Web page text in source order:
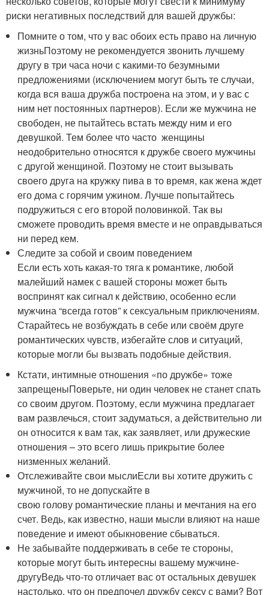
риски негативных последствий для вашей дружбы:
Помните о том, что у вас обоих есть право на личную
жизньПоэтому не рекомендуется звонить лучшему
другу в три часа ночи с какими-то безумными
предложениями (исключением могут быть те случаи,
когда вся ваша дружба построена на этом, и у вас с
ним нет постоянных партнеров). Если же мужчина не
свободен, не пытайтесь встать между ним и его
девушкой. Тем более что часто женщины
неодобрительно относятся к дружбе своего мужчины
с другой женщиной. Поэтому не стоит вызывать
своего друга на кружку пива в то время, как жена ждет
его дома с горячим ужином. Лучше попытайтесь
подружиться с его второй половинкой. Так вы
сможете проводить время вместе и не оправдываться
ни перед кем.
Следите за собой и своим поведением
Если есть хоть какая-то тяга к романтике, любой
малейший намек с вашей стороны может быть
воспринят как сигнал к действию, особенно если
мужчина “всегда готов” к сексуальным приключениям.
Старайтесь не возбуждать в себе или своём друге
романтических чувств, избегайте слов и ситуаций,
которые могли бы вызвать подобные действия.
Кстати, интимные отношения «по дружбе» тоже
запрещеныПоверьте, ни один человек не станет спать
со своим другом. Поэтому, если мужчина предлагает
вам развлечься, стоит задуматься, а действительно ли
он относится к вам так, как заявляет, или дружеские
отношения – это всего лишь прикрытие более
низменных желаний.
Отслеживайте свои мыслиЕсли вы хотите дружить с
мужчиной, то не допускайте в
свою голову романтические планы и мечтания на его
счет. Ведь, как известно, наши мысли влияют на наше
поведение и имеют обыкновение сбываться.
Не забывайте поддерживать в себе те стороны,
которые могут быть интересны вашему мужчине-
другуВедь что-то отличает вас от остальных девушек
настолько, что он предпочел дружбу сексу с вами? Вот